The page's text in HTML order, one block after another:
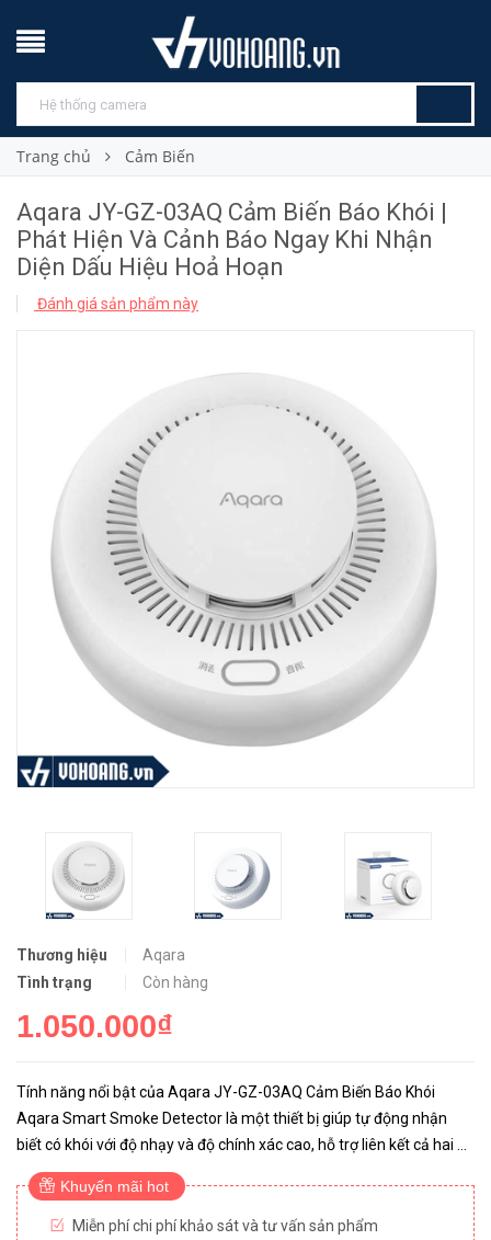
Trang chủ Cảm Biến
Aqara JY-GZ-03AQ Cảm Biến Báo Khói |
Phát Hiện Và Cảnh Báo Ngay Khi Nhận
Diện Dấu Hiệu Hoả Hoạn
Đánh giá sản phẩm này
Thương hiệu
Aqara
Tình trạng
Còn hàng
1.050.000₫
Tính năng nổi bật của Aqara JY-GZ-03AQ Cảm Biến Báo Khói
Aqara Smart Smoke Detector là một thiết bị giúp tự động nhận
biết có khói với độ nhạy và độ chính xác cao, hỗ trợ liên kết cả hai hệ
thống Homekit và Mijia,... Chắc chắn sẽ là trang bị ...
Khuyến mãi hot
Miễn phí chi phí khảo sát và tư vấn sản phẩm